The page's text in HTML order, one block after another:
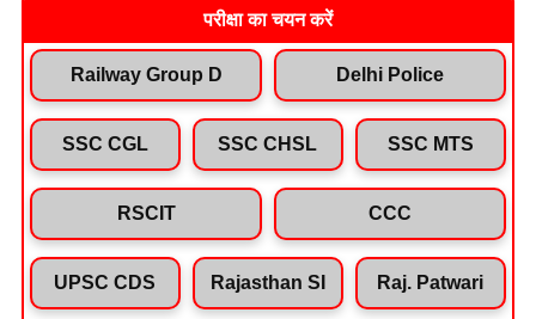
परीक्षा का चयन करें
Railway Group D Delhi Police
SSC CGL SSC CHSL SSC MTS
RSCIT CCC
UPSC CDS Rajasthan SI Raj. Patwari